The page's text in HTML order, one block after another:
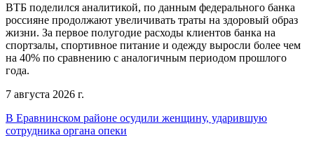
ВТБ поделился аналитикой, по данным федерального банка
россияне продолжают увеличивать траты на здоровый образ
жизни. За первое полугодие расходы клиентов банка на
спортзалы, спортивное питание и одежду выросли более чем
на 40% по сравнению с аналогичным периодом прошлого
года.
7 августа 2026 г.
В Еравнинском районе осудили женщину, ударившую
сотрудника органа опеки